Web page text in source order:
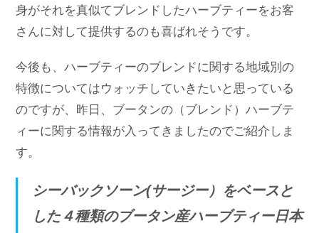
身がそれを真似てブレンドしたハーブティーをお客
さんに対して提供するのも喜ばれそうです。
今後も、ハーブティーのブレンドに関する地域別の
特徴についてはウォッチしていきたいと思っている
のですが、昨日、ブータンの（ブレンド）ハーブテ
ィーに関する情報が入ってきましたのでご紹介しま
す。
シーバックソーン(サージー）をベースと
した４種類のブータン産ハーブティー日本